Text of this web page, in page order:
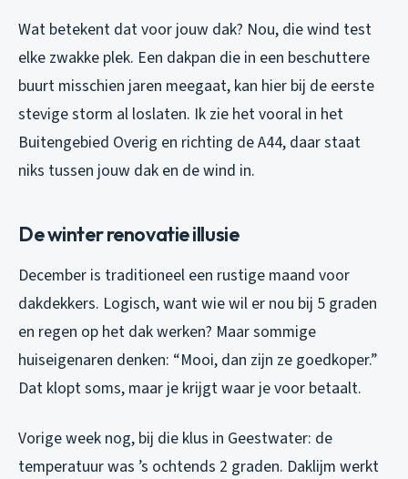
Wat betekent dat voor jouw dak? Nou, die wind test
elke zwakke plek. Een dakpan die in een beschuttere
buurt misschien jaren meegaat, kan hier bij de eerste
stevige storm al loslaten. Ik zie het vooral in het
Buitengebied Overig en richting de A44, daar staat
niks tussen jouw dak en de wind in.
De winter renovatie illusie
December is traditioneel een rustige maand voor
dakdekkers. Logisch, want wie wil er nou bij 5 graden
en regen op het dak werken? Maar sommige
huiseigenaren denken: “Mooi, dan zijn ze goedkoper.”
Dat klopt soms, maar je krijgt waar je voor betaalt.
Vorige week nog, bij die klus in Geestwater: de
temperatuur was ’s ochtends 2 graden. Daklijm werkt